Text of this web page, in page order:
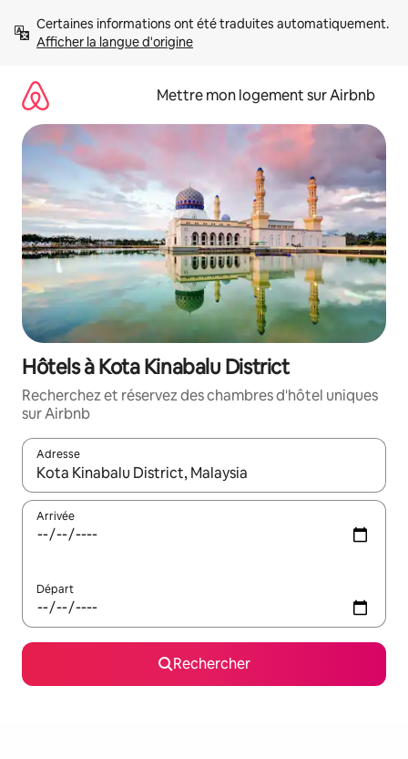
directement
Afficher la langue d'origine
Mettre mon logement sur Airbnb
Hôtels à Kota Kinabalu District
Recherchez et réservez des chambres d'hôtel uniques
sur Airbnb
Adresse
Lorsque les résultats s'affichent, utilisez les flèches vers le
Arrivée
Départ
Rechercher